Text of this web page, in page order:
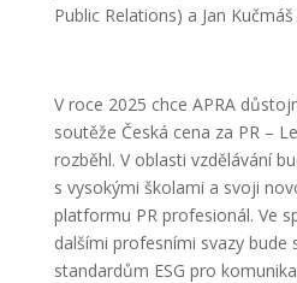
Public Relations) a Jan
V roce 2025 chce APRA
soutěže Česká cena za PR –
rozběhl. V oblasti vzdělávání
s vysokými školami a svoji
platformu PR profesionál. Ve
dalšími profesními svazy bude
standardům ESG pro